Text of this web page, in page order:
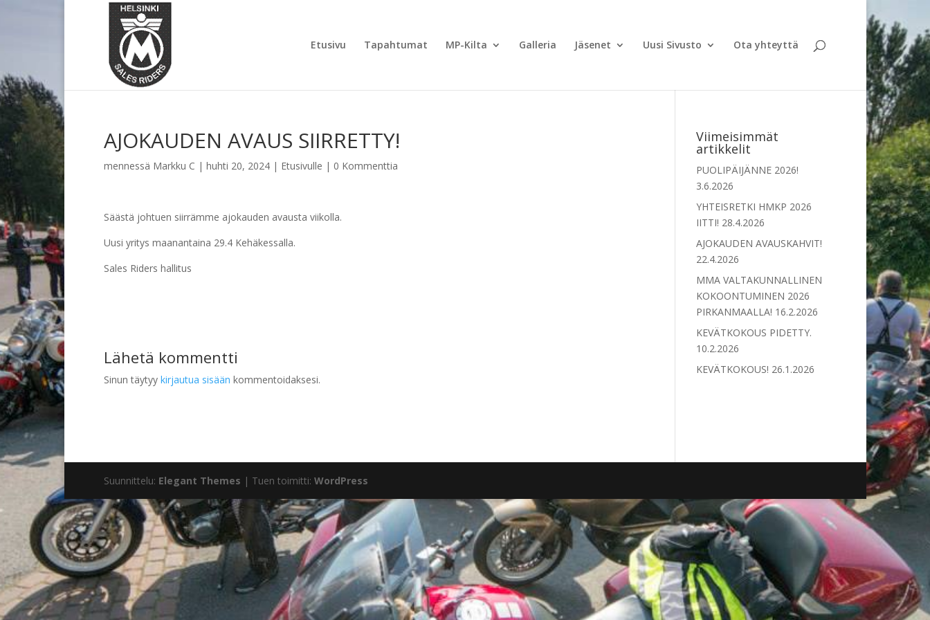
Etusivu Tapahtumat MP-Kilta Galleria Jäsenet Uusi Sivusto Ota yhteyttä
AJOKAUDEN AVAUS SIIRRETTY!
mennessä Markku C |huhti 20, 2024 | Etusivulle | 0 Kommenttia
Säästä johtuen siirrämme ajokauden avausta viikolla.
Uusi yritys maanantaina 29.4 Kehäkessalla.
Sales Riders hallitus
Lähetä kommentti
Sinun täytyykirjautua sisään kommentoidaksesi.
Viimeisimmät
artikkelit
PUOLIPÄIJÄNNE 2026!
3.6.2026
YHTEISRETKI HMKP 2026
IITTI! 28.4.2026
AJOKAUDEN AVAUSKAHVIT!
22.4.2026
MMA VALTAKUNNALLINEN
KOKOONTUMINEN 2026
PIRKANMAALLA! 16.2.2026
KEVÄTKOKOUS PIDETTY.
10.2.2026
KEVÄTKOKOUS! 26.1.2026
Suunnittelu: Elegant Themes | Tuen toimitti:WordPress